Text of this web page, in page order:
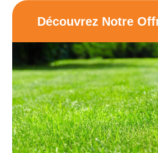
Découvrez Notre